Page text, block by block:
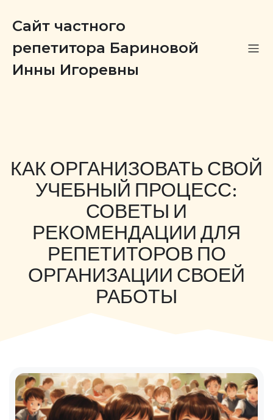
Сайт частного
репетитора Бариновой
Инны Игоревны
КАК ОРГАНИЗОВАТЬ СВОЙ
УЧЕБНЫЙ ПРОЦЕСС:
СОВЕТЫ И
РЕКОМЕНДАЦИИ ДЛЯ
РЕПЕТИТОРОВ ПО
ОРГАНИЗАЦИИ СВОЕЙ
РАБОТЫ